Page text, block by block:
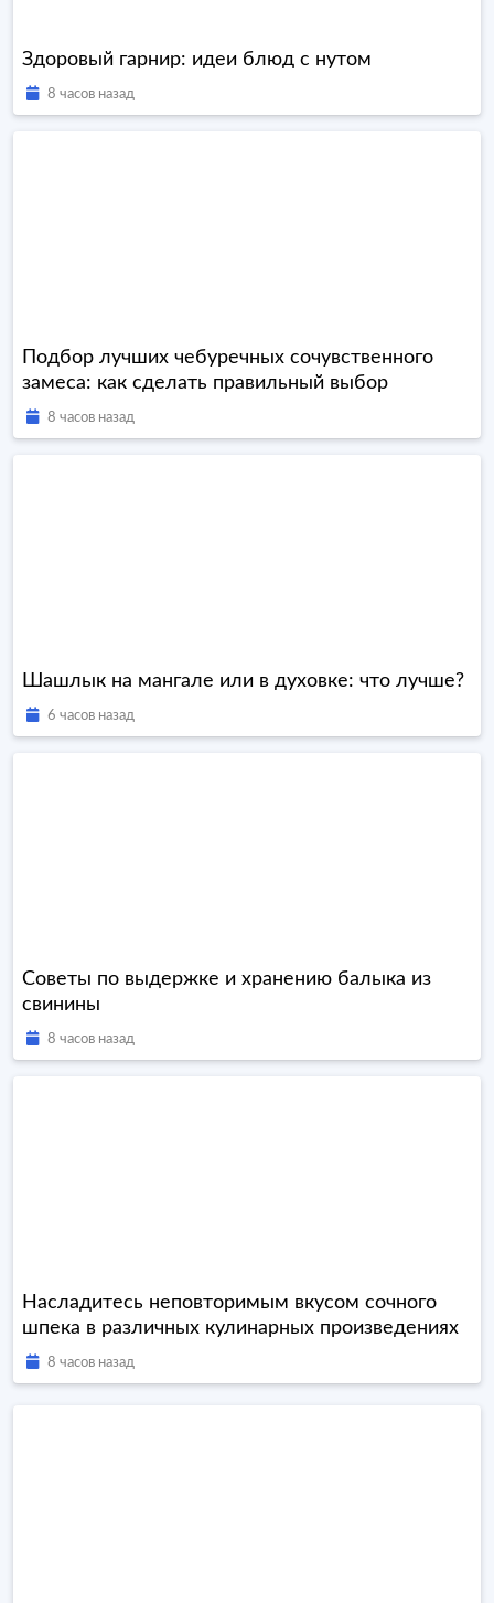
Здоровый гарнир: идеи блюд с нутом
8 часов назад
Подбор лучших чебуречных сочувственного
замеса: как сделать правильный выбор
8 часов назад
Шашлык на мангале или в духовке: что лучше?
6 часов назад
Советы по выдержке и хранению балыка из
свинины
8 часов назад
Насладитесь неповторимым вкусом сочного
шпека в различных кулинарных произведениях
8 часов назад